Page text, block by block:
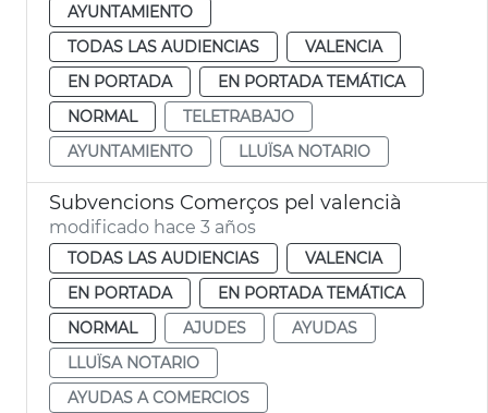
AYUNTAMIENTO
TODAS LAS AUDIENCIAS
VALENCIA
EN PORTADA
EN PORTADA TEMÁTICA
NORMAL
TELETRABAJO
AYUNTAMIENTO
LLUÏSA NOTARIO
Subvencions Comerços pel valencià
modificado hace 3 años
TODAS LAS AUDIENCIAS
VALENCIA
EN PORTADA
EN PORTADA TEMÁTICA
NORMAL
AJUDES
AYUDAS
LLUÏSA NOTARIO
AYUDAS A COMERCIOS